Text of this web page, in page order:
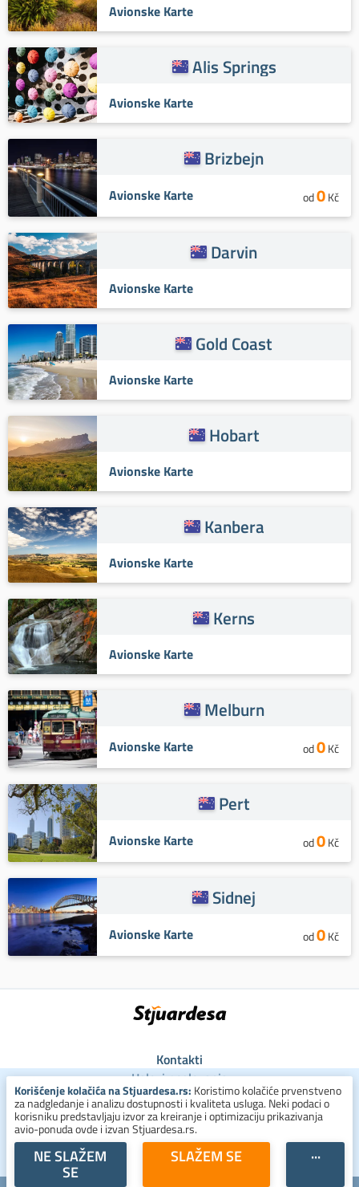
Avionske Karte
Alis Springs
Avionske Karte
Brizbejn
Avionske Karte od0Kč
Darvin
Avionske Karte
Gold Coast
Avionske Karte
Hobart
Avionske Karte
Kanbera
Avionske Karte
Kerns
Avionske Karte
Melburn
Avionske Karte od0Kč
Pert
Avionske Karte od0Kč
Sidnej
Avionske Karte od0Kč
Kontakti
Uslovi poslovanja
Uslovi za kolačiće
Zaštita ličnih podataka
+381 800 300 137
Korišćenje kolačića na Stjuardesa.rs: Koristimo kolačiće prvenstveno
za nadgledanje i analizu dostupnosti i kvaliteta usluga. Neki podaci o
korisniku predstavljaju izvor za kreiranje i optimizaciju prikazivanja
avio-ponuda ovde i izvan Stjuardesa.rs.
NE SLAŽEM
SE
SLAŽEM SE ···